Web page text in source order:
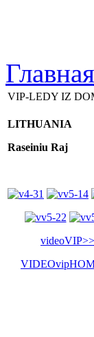
Главная
VIP-LEDY IZ
LITHUANIA
Raseiniu Raj
videoVIP>>